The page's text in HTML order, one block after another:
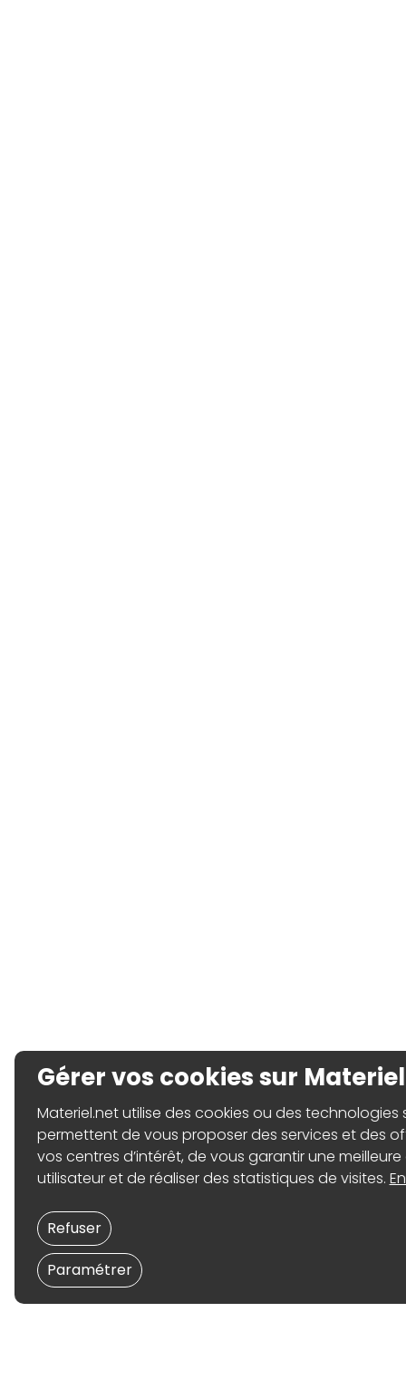
Gérer vos cookies sur
Materiel.net utilise des cookies ou des technologies
permettent de vous proposer des services et des
vos centres d’intérêt, de vous garantir une
utilisateur et de réaliser des statistiques de visites.
Paramétrer
Refuser